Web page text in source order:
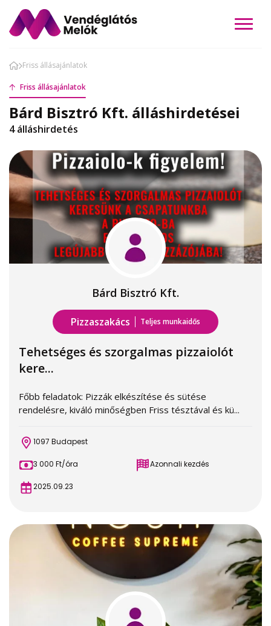
Friss állásajánlatok
Friss állásajánlatok
Bárd Bisztró Kft. álláshirdetései
4 álláshirdetés
Bárd Bisztró Kft.
Pizzaszakács Teljes munkaidős
Tehetséges és szorgalmas pizzaiolót
kere...
Főbb feladatok: Pizzák elkészítése és sütése
rendelésre, kiváló minőségben Friss tésztával és kü...
1097 Budapest
3 000 Ft/óra Azonnali kezdés
2025.09.23